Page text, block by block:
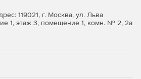
осуществлять экспорт и импорт (с
редактирования) данных
из наиболее широкоиспользуемых
119021, г. Москва, ул. Льва
1, этаж 3, помещение 1, комн. № 2, 2а